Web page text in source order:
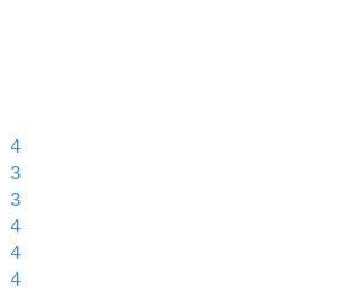
4
3
3
4
4
4